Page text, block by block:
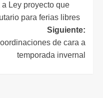
Ley proyecto que
para ferias libres
Siguiente:
de cara a
temporada invernal